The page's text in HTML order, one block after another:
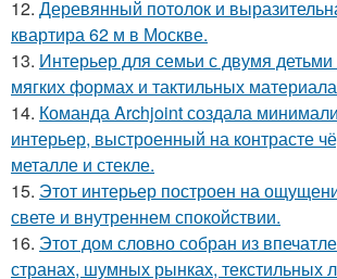
12. Деревянный потолок и
квартира 62 м в Москве.
13. Интерьер для семьи с двумя детьми
мягких формах и тактильных
14. Команда Archjoint создала
интерьер, выстроенный на контрасте
металле и стекле.
15. Этот интерьер построен на
свете и внутреннем спокойствии.
16. Этот дом словно собран из
странах, шумных рынках, текстильных